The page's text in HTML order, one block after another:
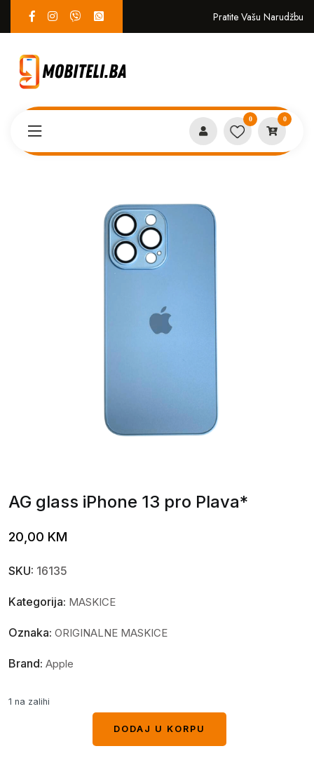
Pratite Vašu Narudžbu
0 0
AG glass iPhone 13 pro Plava*
AG glass iPhone 13 pro Plava*
20,00 KM
SKU: 16135
Kategorija: MASKICE
Oznaka: ORIGINALNE MASKICE
Brand: Apple
1 na zalihi
DODAJ U KORPU